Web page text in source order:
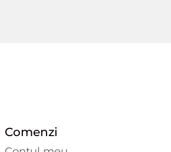
Comenzi